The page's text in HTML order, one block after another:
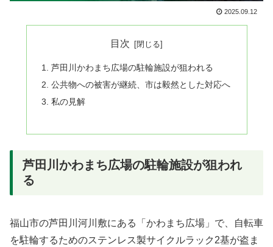
2025.09.12
目次
芦田川かわまち広場の駐輪施設が狙われる
公共物への被害が継続、市は毅然とした対応へ
私の見解
芦田川かわまち広場の駐輪施設が狙われ
る
福山市の芦田川河川敷にある「かわまち広場」で、自転車
を駐輪するためのステンレス製サイクルラック2基が盗ま